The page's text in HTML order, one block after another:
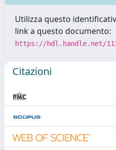
Utilizza questo
link a questo documento:
https://hdl.handle.net/
Citazioni